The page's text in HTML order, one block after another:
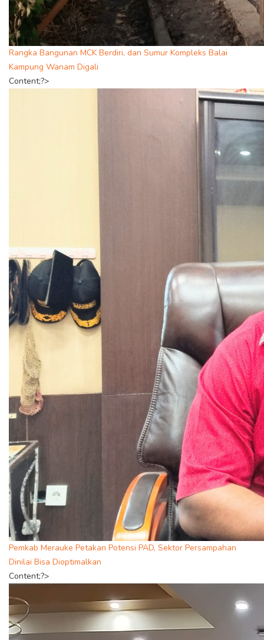
Rangka Bangunan MCK Berdiri, dan Sumur Kompleks Balai
Kampung Wanam Digali
Content;?>
Pemkab Merauke Petakan Potensi PAD, Sektor Persampahan
Dinilai Bisa Dioptimalkan
Content;?>